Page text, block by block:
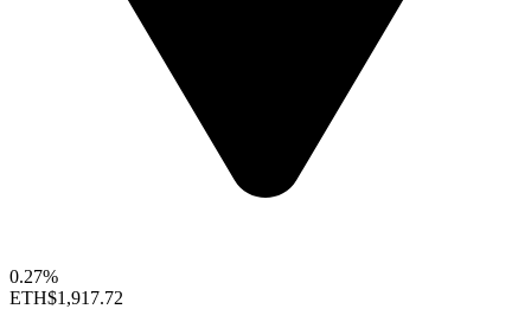
0.27%
ETH$1,917.72